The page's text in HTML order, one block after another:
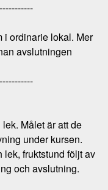
i ordinarie lokal. Mer
avslutningen
Målet är att de
under kursen.
fruktstund följt av
och avslutning.